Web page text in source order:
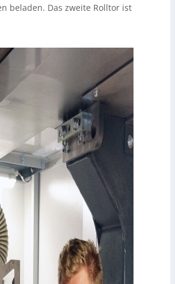
beladen. Das zweite Rolltor ist